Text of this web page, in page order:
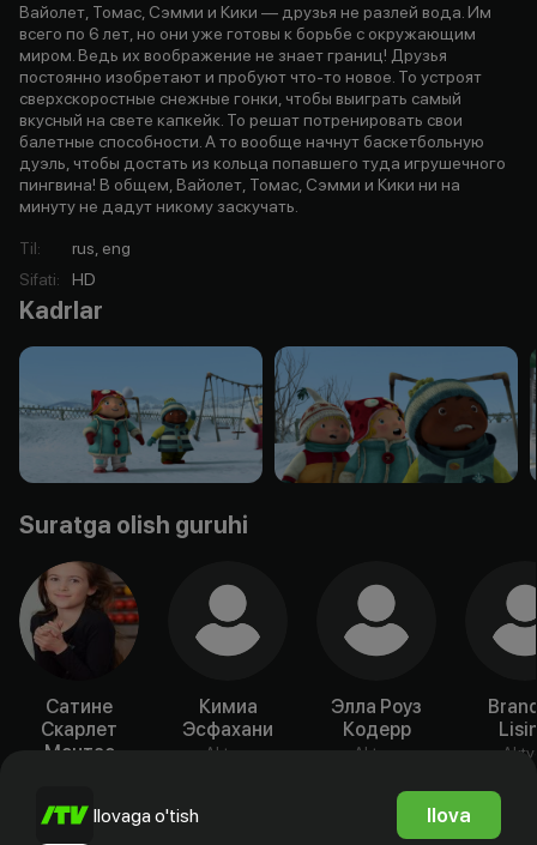
Вайолет, Томас, Сэмми и Кики — друзья не разлей вода. Им
всего по 6 лет, но они уже готовы к борьбе с окружающим
миром. Ведь их воображение не знает границ! Друзья
постоянно изобретают и пробуют что-то новое. То устроят
сверхскоростные снежные гонки, чтобы выиграть самый
вкусный на свете капкейк. То решат потренировать свои
балетные способности. А то вообще начнут баскетбольную
дуэль, чтобы достать из кольца попавшего туда игрушечного
пингвина! В общем, Вайолет, Томас, Сэмми и Кики ни на
минуту не дадут никому заскучать.
Til:
rus, eng
Sifati: HD
Kadrlar
Suratga olish guruhi
Сатине
Скарлет
Монтас
Кимиа
Эсфахани
Aktyor
Элла Роуз
Кодерр
Aktyor
Ilovaga o'tish Ilova